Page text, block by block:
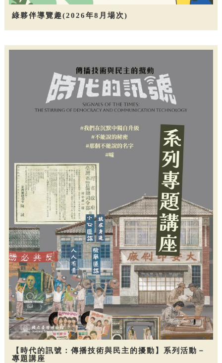
綠夥伴導覽趣(2026年8月場次)
【時代的訊號：傳播技術與民主的擾動】系列活動－
專題講座